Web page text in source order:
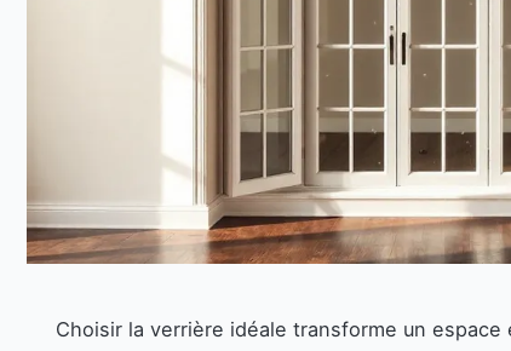
Choisir la verrière idéale transforme un